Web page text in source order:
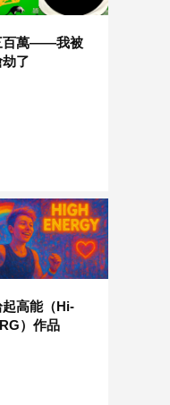
百萬——我被
了
起高能（Hi-
）作品